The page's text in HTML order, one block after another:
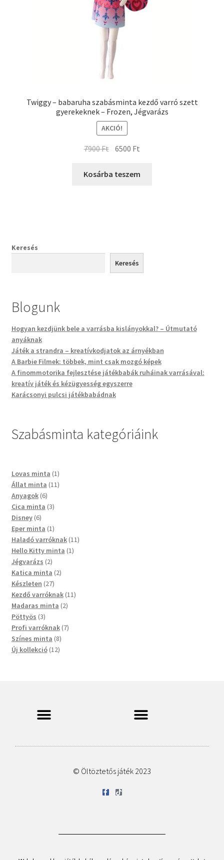
Twiggy – babaruha szabásminta kezdő varró szett
gyerekeknek – Frozen, Jégvarázs
AKCIÓ!
7900Ft 6500 Ft
Kosárba teszem
Keresés
Keresés
Blogunk
Hogyan kezdjünk bele a varrásba kislányokkal? – Útmutató
anyáknak
Játék a strandra – kreatívkodjatok az árnyékban
A Barbie Filmek: többek, mint csak mozgó képek
A finommotorika fejlesztése játékbabák ruháinak varrásával:
kreatív játék és kézügyesség egyszerre
Karácsonyi pulcsi játékbabádnak
Szabásminta kategóriáink
Lovas minta 1
Állat minta 11
Anyagok 6
Cica minta 3
Disney 6
Eper minta 1
Haladó varróknak 11
Hello Kitty minta 1
Jégvarázs 2
Katica minta 2
Készleten 27
Kezdő varróknak 11
Madaras minta 2
Pöttyös 3
Profi varróknak 7
Színes minta 8
Új kollekció 12
© Öltöztetős játék 2023